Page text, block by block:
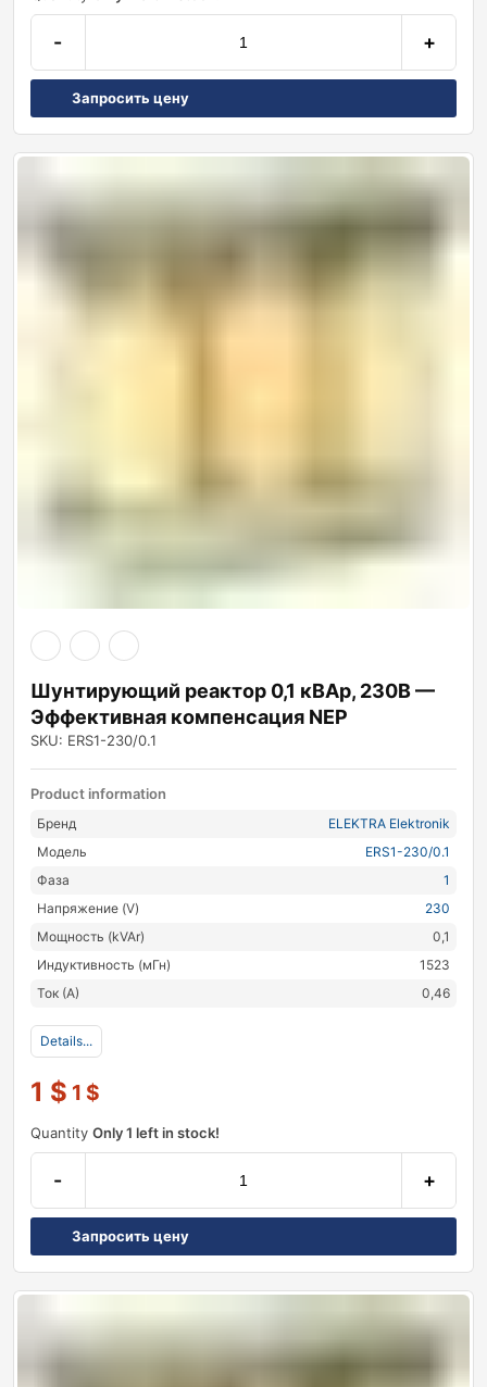
- +
Запросить цену
Шунтирующий реактор 0,1 кВАр, 230В —
Эффективная компенсация NEP
SKU: ERS1-230/0.1
Product information
Бренд
ELEKTRA Elektronik
Модель
ERS1-230/0.1
Фаза
1
Напряжение (V)
230
Мощность (kVAr)
0,1
Индуктивность (мГн)
1523
Ток (А)
0,46
Details...
1 $ 1 $
Quantity Only 1 left in stock!
- +
Запросить цену